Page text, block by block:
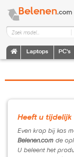
Laptops PC's
Heeft u
Even krap bij kas
Belenen.com de
U beleent het